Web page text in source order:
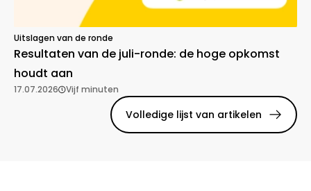
Uitslagen van de ronde
Resultaten van de juli-ronde: de hoge opkomst
houdt aan
17.07.2026 Vijf minuten
Volledige lijst van artikelen